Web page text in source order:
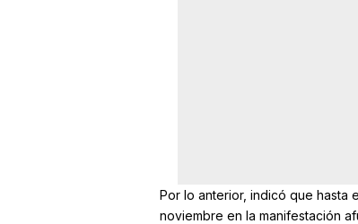
Por lo anterior, indicó que hasta
noviembre en la manifestación